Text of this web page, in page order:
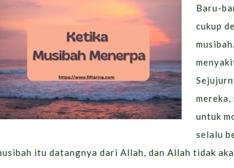
Baru-
cukup
untuk
selalu
itu datangnya dari Allah, dan Allah tidak